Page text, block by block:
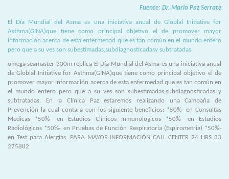
Fuente: Dr. Mario Paz Serrate
El Día Mundial del Asma es una iniciativa anual de Globlal Initiative for
Asthma(GINA)que tiene como principal objetivo el de promover mayor
información acerca de esta enfermedad que es tan común en el mundo entero
pero que a su ves son subestimadas,subdiagnosticadasy subtratadas.
omega seamaster 300m replica El Día Mundial del Asma es una iniciativa anual
de Globlal Initiative for Asthma(GINA)que tiene como principal objetivo el de
promover mayor información acerca de esta enfermedad que es tan común en
el mundo entero pero que a su ves son subestimadas,subdiagnosticadas y
subtratadas. En la Clínica Paz estaremos realizando una Campaña de
Prevención la cual contara con los siguiente beneficios: *50%- en Consultas
Medicas *50%- en Estudios Clínicos Inmunologicos *50%- en Estudios
Radiológicos *50%- en Pruebas de Función Respiratoria (Espirometria) *50%-
en Test para Alergias. PARA MAYOR INFORMACIÓN CALL CENTER 24 HRS 33
275882